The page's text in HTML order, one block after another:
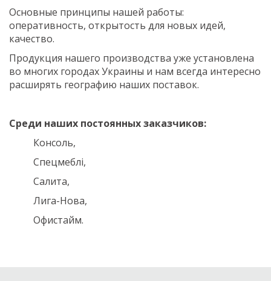
Основные принципы нашей работы:
оперативность, открытость для новых идей,
качество.
Продукция нашего производства уже установлена
во многих городах Украины и нам всегда интересно
расширять географию наших поставок.
Среди наших постоянных заказчиков:
Консоль,
Спецмеблi,
Салита,
Лига-Нова,
Офистайм.